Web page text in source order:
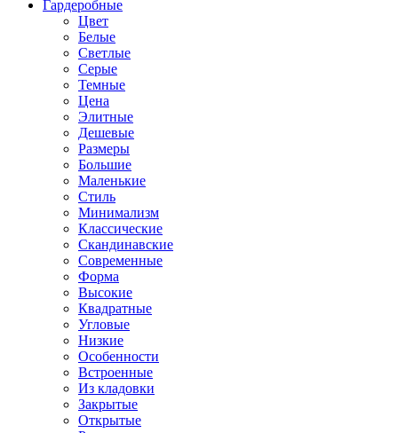
Гардеробные
Цвет
Белые
Светлые
Серые
Темные
Цена
Элитные
Дешевые
Размеры
Большие
Маленькие
Стиль
Минимализм
Классические
Скандинавские
Современные
Форма
Высокие
Квадратные
Угловые
Низкие
Особенности
Встроенные
Из кладовки
Закрытые
Открытые